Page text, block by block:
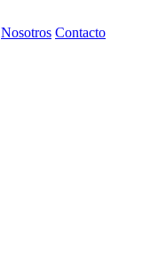
Nosotros Contacto